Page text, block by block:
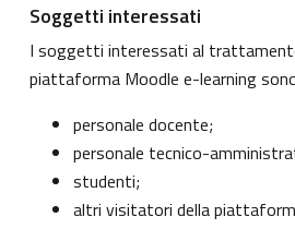
Soggetti interessati
I soggetti interessati al
piattaforma Moodle e-learning
personale docente;
personale tecnico-
studenti;
altri visitatori della